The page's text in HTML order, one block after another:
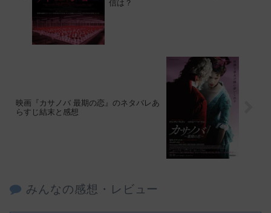
信は？
映画『カサノバ 最期の恋』のネタバレあ
らすじ結末と感想
みんなの感想・レビュー